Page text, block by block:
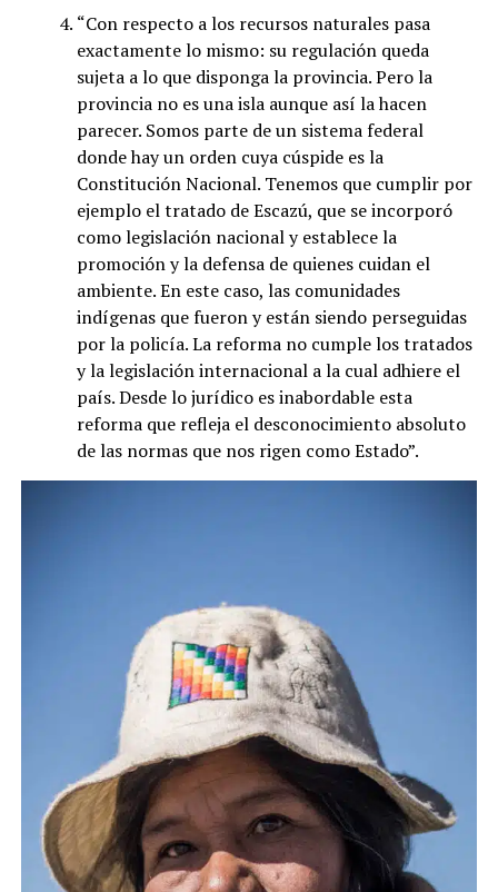
“Con respecto a los recursos naturales pasa
exactamente lo mismo: su regulación queda
sujeta a lo que disponga la provincia. Pero la
provincia no es una isla aunque así la hacen
parecer. Somos parte de un sistema federal
donde hay un orden cuya cúspide es la
Constitución Nacional. Tenemos que cumplir por
ejemplo el tratado de Escazú, que se incorporó
como legislación nacional y establece la
promoción y la defensa de quienes cuidan el
ambiente. En este caso, las comunidades
indígenas que fueron y están siendo perseguidas
por la policía. La reforma no cumple los tratados
y la legislación internacional a la cual adhiere el
país. Desde lo jurídico es inabordable esta
reforma que refleja el desconocimiento absoluto
de las normas que nos rigen como Estado”.